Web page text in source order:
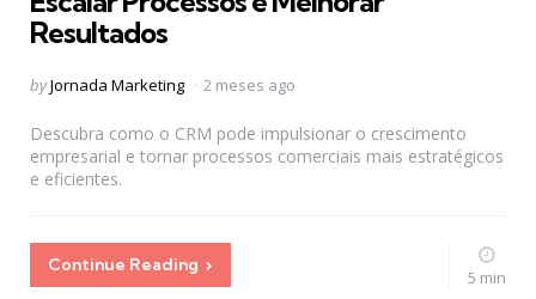
Resultados
Posted
byJornada Marketing 2 meses ago
Descubra como o CRM pode impulsionar o crescimento
empresarial e tornar processos comerciais mais estratégicos
e eficientes.
Continue Reading
5 min